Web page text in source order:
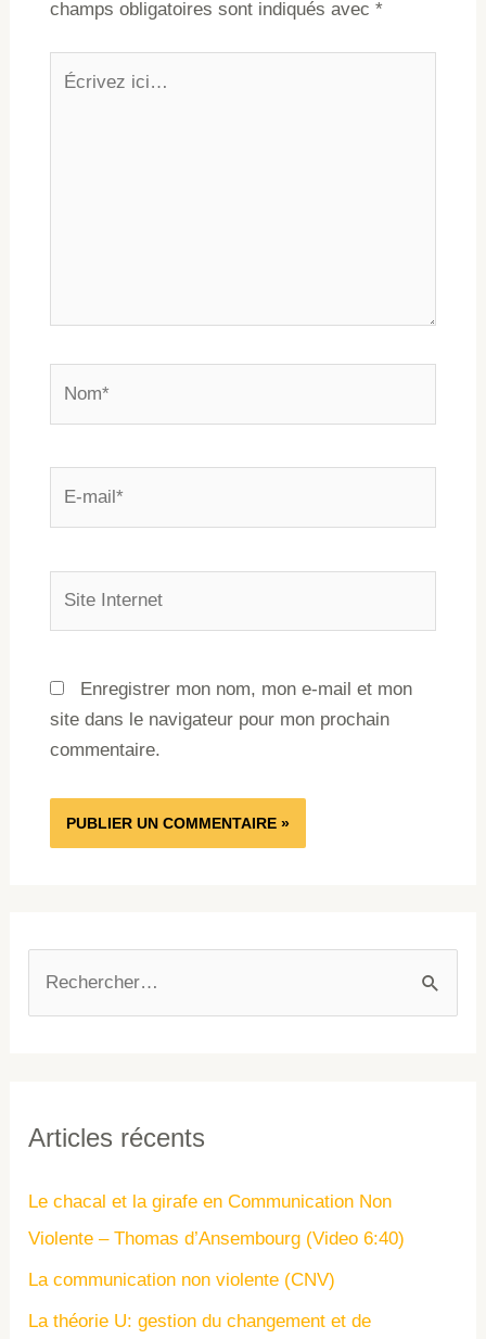
champs obligatoires sont indiqués avec *
Enregistrer mon nom, mon e-mail et mon
site dans le navigateur pour mon prochain
commentaire.
Articles récents
Le chacal et la girafe en Communication Non
Violente – Thomas d’Ansembourg (Video 6:40)
La communication non violente (CNV)
La théorie U: gestion du changement et de